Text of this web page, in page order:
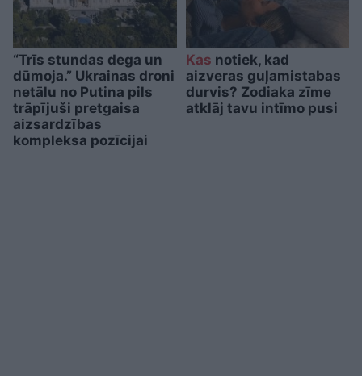
“Trīs stundas dega un
dūmoja.” Ukrainas droni
netālu no Putina pils
trāpījuši pretgaisa
aizsardzības
kompleksa pozīcijai
Kas notiek, kad
aizveras guļamistabas
durvis? Zodiaka zīme
atklāj tavu intīmo pusi